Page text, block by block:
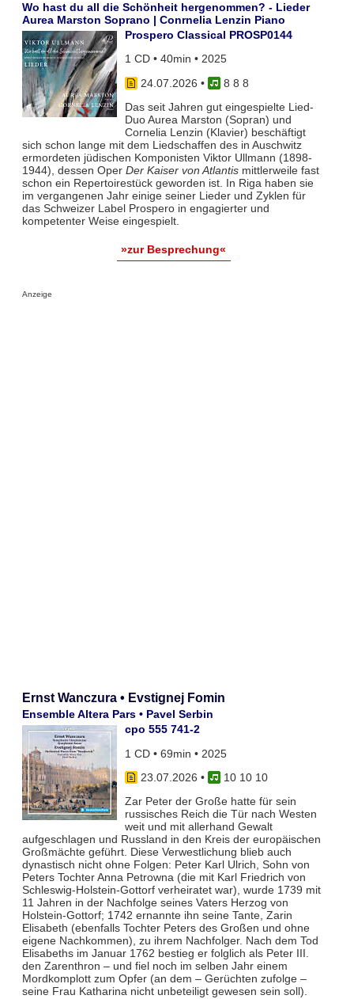
Wo hast du all die Schönheit hergenommen? - Lieder
Aurea Marston Soprano | Conrnelia Lenzin Piano
Prospero Classical PROSP0144
1 CD • 40min • 2025
24.07.2026 •
8 8 8
Das seit Jahren gut eingespielte Lied-
Duo Aurea Marston (Sopran) und
Cornelia Lenzin (Klavier) beschäftigt
sich schon lange mit dem Liedschaffen des in Auschwitz
ermordeten jüdischen Komponisten Viktor Ullmann (1898-
1944), dessen Oper Der Kaiser von Atlantismittlerweile fast
schon ein Repertoirestück geworden ist. In Riga haben sie
im vergangenen Jahr einige seiner Lieder und Zyklen für
das Schweizer Label Prospero in engagierter und
kompetenter Weise eingespielt.
»zur Besprechung«
Anzeige
Ernst Wanczura • Evstignej Fomin
Ensemble Altera Pars • Pavel Serbin
cpo 555 741-2
1 CD • 69min • 2025
23.07.2026 •
10 10 10
Zar Peter der Große hatte für sein
russisches Reich die Tür nach Westen
weit und mit allerhand Gewalt
aufgeschlagen und Russland in den Kreis der europäischen
Großmächte geführt. Diese Verwestlichung blieb auch
dynastisch nicht ohne Folgen: Peter Karl Ulrich, Sohn von
Peters Tochter Anna Petrowna (die mit Karl Friedrich von
Schleswig-Holstein-Gottorf verheiratet war), wurde 1739 mit
11 Jahren in der Nachfolge seines Vaters Herzog von
Holstein-Gottorf; 1742 ernannte ihn seine Tante, Zarin
Elisabeth (ebenfalls Tochter Peters des Großen und ohne
eigene Nachkommen), zu ihrem Nachfolger. Nach dem Tod
Elisabeths im Januar 1762 bestieg er folglich als Peter III.
den Zarenthron – und fiel noch im selben Jahr einem
Mordkomplott zum Opfer (an dem – Gerüchten zufolge –
seine Frau Katharina nicht unbeteiligt gewesen sein soll).